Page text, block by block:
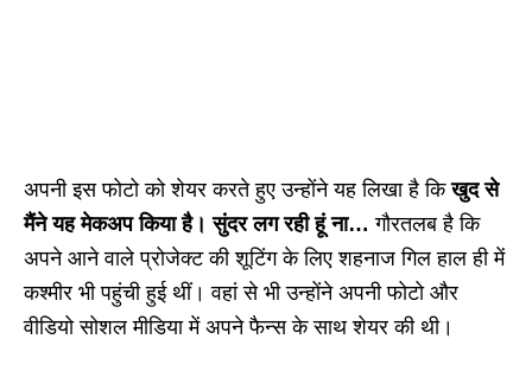
अपनी इस फोटो को शेयर करते हुए उन्होंने यह लिखा है किखुद से
मैंने यह मेकअप किया है। सुंदर लग रही हूं ना…गौरतलब है कि
अपने आने वाले प्रोजेक्ट की शूटिंग के लिए शहनाज गिल हाल ही में
कश्मीर भी पहुंची हुई थीं। वहां से भी उन्होंने अपनी फोटो और
वीडियो सोशल मीडिया में अपने फैन्स के साथ शेयर की थी।